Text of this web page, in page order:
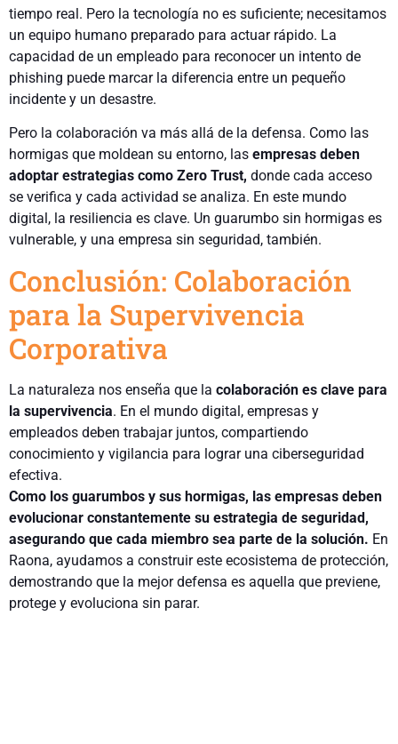
tiempo real. Pero la tecnología no es suficiente; necesitamos
un equipo humano preparado para actuar rápido. La
capacidad de un empleado para reconocer un intento de
phishing puede marcar la diferencia entre un pequeño
incidente y un desastre.
Pero la colaboración va más allá de la defensa. Como las
hormigas que moldean su entorno, las empresas deben
adoptar estrategias como Zero Trust, donde cada acceso
se verifica y cada actividad se analiza. En este mundo
digital, la resiliencia es clave. Un guarumbo sin hormigas es
vulnerable, y una empresa sin seguridad, también.
Conclusión: Colaboración
para la Supervivencia
Corporativa
La naturaleza nos enseña que la colaboración es clave para
la supervivencia. En el mundo digital, empresas y
empleados deben trabajar juntos, compartiendo
conocimiento y vigilancia para lograr una ciberseguridad
efectiva.
Como los guarumbos y sus hormigas, las empresas deben
evolucionar constantemente su estrategia de seguridad,
asegurando que cada miembro sea parte de la solución. En
Raona, ayudamos a construir este ecosistema de protección,
demostrando que la mejor defensa es aquella que previene,
protege y evoluciona sin parar.